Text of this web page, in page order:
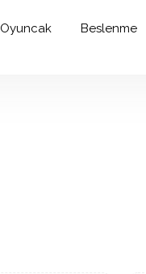
Oyuncak Beslenme